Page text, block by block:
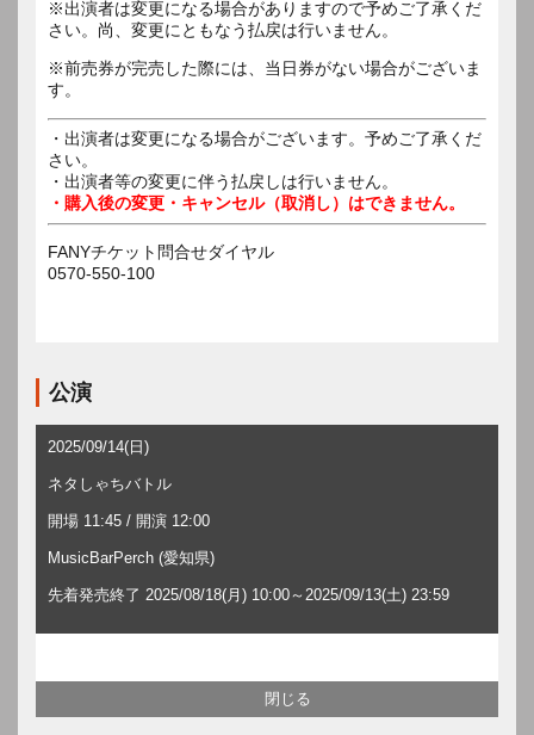
※出演者は変更になる場合がありますので予めご了承くだ
さい。尚、変更にともなう払戻は行いません。
※前売券が完売した際には、当日券がない場合がございま
す。
・出演者は変更になる場合がございます。予めご了承くだ
さい。
・出演者等の変更に伴う払戻しは行いません。
・購入後の変更・キャンセル（取消し）はできません。
FANYチケット問合せダイヤル
0570-550-100
公演
2025/09/14(日)
ネタしゃちバトル
開場 11:45 / 開演 12:00
MusicBarPerch (愛知県)
先着発売終了 2025/08/18(月) 10:00～2025/09/13(土) 23:59